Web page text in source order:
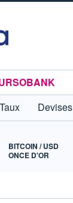
Taux Devises
BITCOIN / USD
ONCE D'OR